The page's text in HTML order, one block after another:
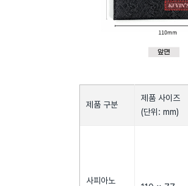
제품 구분
제품 사이즈
(단위: mm)
사피아노